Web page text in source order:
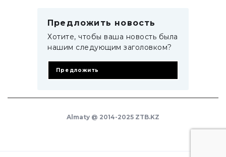
Предложить новость
Хотите, чтобы ваша новость была
нашим следующим заголовком?
Предложить
Almaty @ 2014-2025 ZTB.KZ